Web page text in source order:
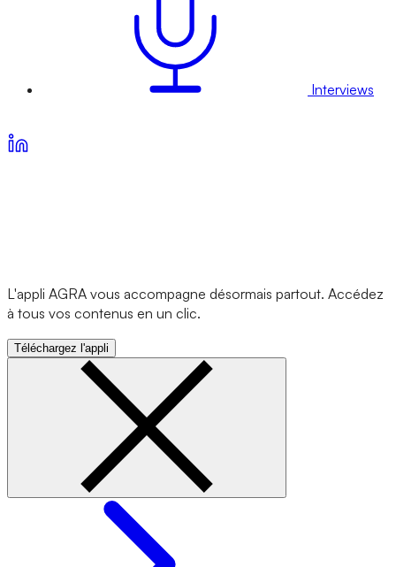
Interviews
L'appli AGRA vous accompagne désormais partout. Accédez
à tous vos contenus en un clic.
Téléchargez l'appli